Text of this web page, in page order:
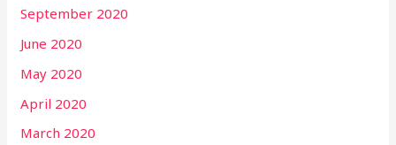
September 2020
June 2020
May 2020
April 2020
March 2020